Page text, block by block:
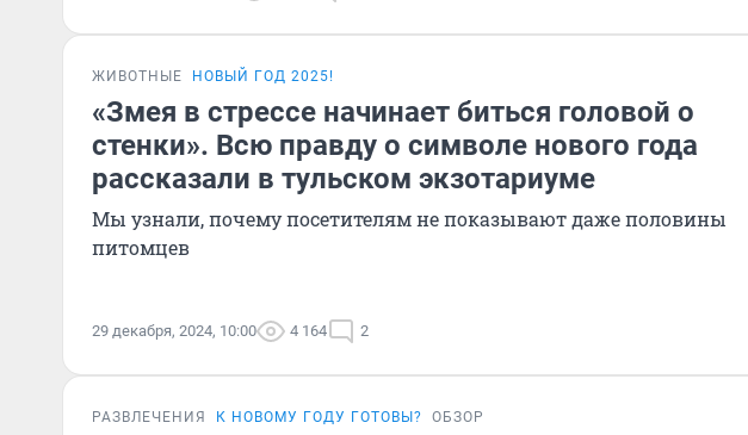
ЖИВОТНЫЕ НОВЫЙ ГОД 2025!
«Змея в стрессе начинает биться головой о
стенки». Всю правду о символе нового года
рассказали в тульском экзотариуме
Мы узнали, почему посетителям не показывают даже половины
питомцев
29 декабря, 2024, 10:00 4 164 2
РАЗВЛЕЧЕНИЯ К НОВОМУ ГОДУ ГОТОВЫ? ОБЗОР